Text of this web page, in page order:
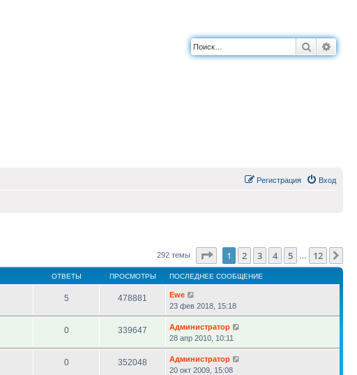
Поиск
Вход
Регистрация
292 темы Страница1 из 12
1 2 3 4 5 12
ОТВЕТЫ ПРОСМОТРЫ ПОСЛЕДНЕЕ СООБЩЕНИЕ
5 478881
Ewe
23 фев 2018, 15:18
0 339647
Администратор
28 апр 2010, 10:11
0 352048
Администратор
20 окт 2009, 15:08